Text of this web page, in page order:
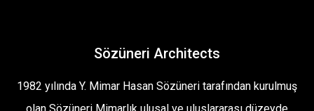
Sözüneri Architects
1982 yılında Y. Mimar Hasan Sözüneri tarafından kurulmuş